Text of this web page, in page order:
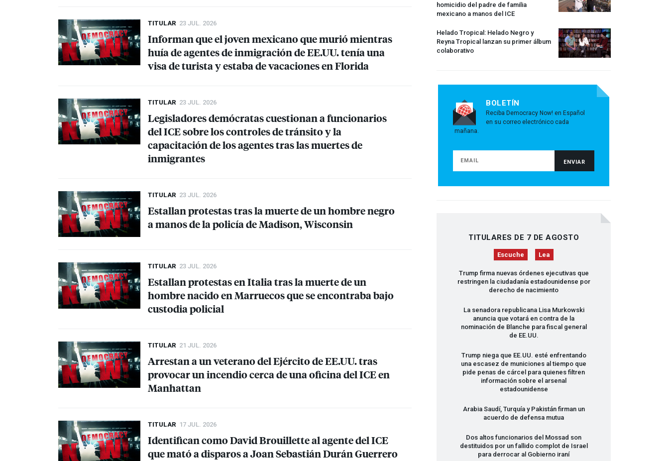
TITULAR 23 JUL. 2026
Informan que el joven mexicano que murió mientras
huía de agentes de inmigración de EE.UU. tenía una
visa de turista y estaba de vacaciones en Florida
TITULAR 23 JUL. 2026
Legisladores demócratas cuestionan a funcionarios
delICEsobre los controles de tránsito y la
capacitación de los agentes tras las muertes de
inmigrantes
TITULAR 23 JUL. 2026
Estallan protestas tras la muerte de un hombre negro
a manos de la policía de Madison, Wisconsin
TITULAR 23 JUL. 2026
Estallan protestas en Italia tras la muerte de un
hombre nacido en Marruecos que se encontraba bajo
custodia policial
TITULAR 21 JUL. 2026
Arrestan a un veterano del Ejército de EE.UU. tras
provocar un incendio cerca de una oficina delICEen
Manhattan
TITULAR 17 JUL. 2026
Identifican como David Brouillette al agente delICE
que mató a disparos a Joan Sebastián Durán Guerrero
homicidio del padre de familia
mexicano a manos del ICE
Helado Tropical: Helado Negro y
Reyna Tropical lanzan su primer álbum
colaborativo
BOLETÍN
Reciba Democracy Now! en Español
en su correo electrónico cada
mañana.
TITULARES DE 7 DE AGOSTO
Escuche Lea
Trump firma nuevas órdenes ejecutivas que
restringen la ciudadanía estadounidense por
derecho de nacimiento
La senadora republicana Lisa Murkowski
anuncia que votará en contra de la
nominación de Blanche para fiscal general
de EE.UU.
Trump niega que EE.UU. esté enfrentando
una escasez de municiones al tiempo que
pide penas de cárcel para quienes filtren
información sobre el arsenal
estadounidense
Arabia Saudí, Turquía y Pakistán firman un
acuerdo de defensa mutua
Dos altos funcionarios del Mossad son
destituidos por un fallido complot de Israel
para derrocar al Gobierno iraní